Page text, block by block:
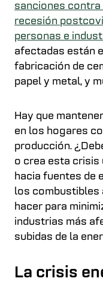
sanciones contra
recesión
personas e
afectadas están
fabricación de
papel y metal, y
Hay que
en los hogares
producción.
o crea esta crisis
hacia fuentes de
los combustibles
hacer para
industrias más
subidas de la
La crisis